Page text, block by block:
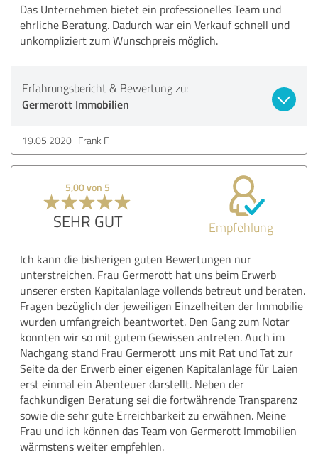
Das Unternehmen bietet ein professionelles Team und
ehrliche Beratung. Dadurch war ein Verkauf schnell und
unkompliziert zum Wunschpreis möglich.
Erfahrungsbericht & Bewertung zu:
Germerott Immobilien
19.05.2020 Frank F.
5,00 von 5
SEHR GUT Empfehlung
Ich kann die bisherigen guten Bewertungen nur
unterstreichen. Frau Germerott hat uns beim Erwerb
unserer ersten Kapitalanlage vollends betreut und beraten.
Fragen bezüglich der jeweiligen Einzelheiten der Immobilie
wurden umfangreich beantwortet. Den Gang zum Notar
konnten wir so mit gutem Gewissen antreten. Auch im
Nachgang stand Frau Germerott uns mit Rat und Tat zur
Seite da der Erwerb einer eigenen Kapitalanlage für Laien
erst einmal ein Abenteuer darstellt. Neben der
fachkundigen Beratung sei die fortwährende Transparenz
sowie die sehr gute Erreichbarkeit zu erwähnen. Meine
Frau und ich können das Team von Germerott Immobilien
wärmstens weiter empfehlen.